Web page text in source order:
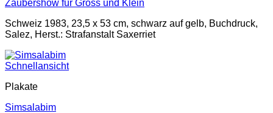
Zaubershow für Gross und Klein
Schweiz 1983, 23,5 x 53 cm, schwarz auf gelb, Buchdruck,
Salez, Herst.: Strafanstalt Saxerriet
Schnellansicht
Plakate
Simsalabim